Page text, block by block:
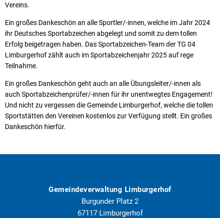
Vereins.
Ein großes Dankeschön an alle Sportler/-innen, welche im Jahr 2024
ihr Deutsches Sportabzeichen abgelegt und somit zu dem tollen
Erfolg beigetragen haben. Das Sportabzeichen-Team der TG 04
Limburgerhof zählt auch im Sportabzeichenjahr 2025 auf rege
Teilnahme.
Ein großes Dankeschön geht auch an alle Übungsleiter/-innen als
auch Sportabzeichenprüfer/-innen für ihr unentwegtes Engagement!
Und nicht zu vergessen die Gemeinde Limburgerhof, welche die tollen
Sportstätten den Vereinen kostenlos zur Verfügung stellt. Ein großes
Dankeschön hierfür.
Gemeindeverwaltung Limburgerhof
Burgunder Platz 2
67117 Limburgerhof